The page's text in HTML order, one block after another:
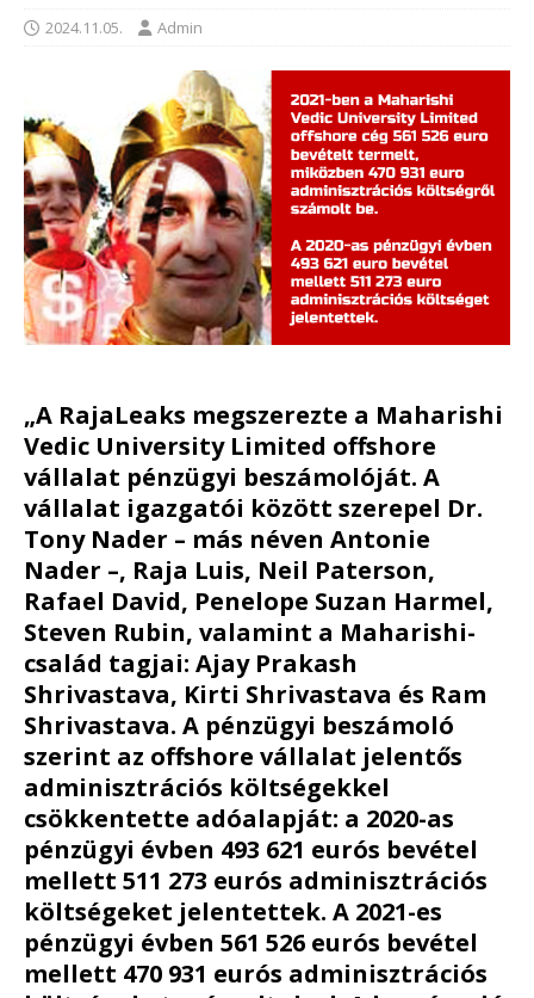
2024.11.05. Admin
„A RajaLeaks megszerezte a Maharishi
Vedic University Limited offshore
vállalat pénzügyi beszámolóját. A
vállalat igazgatói között szerepel Dr.
Tony Nader – más néven Antonie
Nader –, Raja Luis, Neil Paterson,
Rafael David, Penelope Suzan Harmel,
Steven Rubin, valamint a Maharishi-
család tagjai: Ajay Prakash
Shrivastava, Kirti Shrivastava és Ram
Shrivastava. A pénzügyi beszámoló
szerint az offshore vállalat jelentős
adminisztrációs költségekkel
csökkentette adóalapját: a 2020-as
pénzügyi évben 493 621 eurós bevétel
mellett 511 273 eurós adminisztrációs
költségeket jelentettek. A 2021-es
pénzügyi évben 561 526 eurós bevétel
mellett 470 931 eurós adminisztrációs